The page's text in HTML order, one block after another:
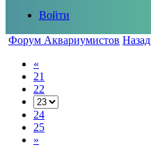
Войти
Форум Аквариумистов Назад
«
21
22
24
25
»